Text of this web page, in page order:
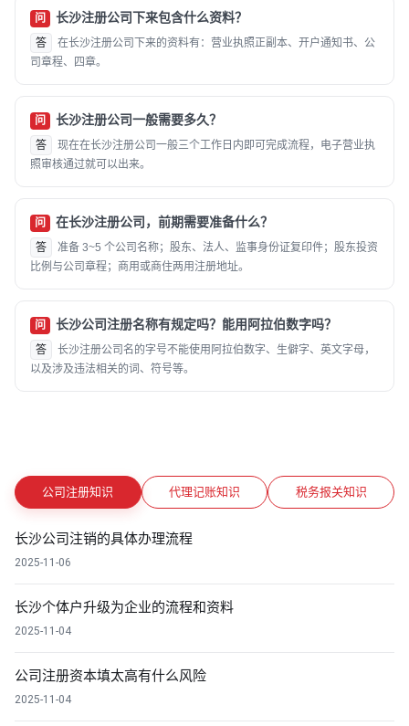
问 长沙注册公司下来包含什么资料？
答
在长沙注册公司下来的资料有：营业执照正副本、开户通知书、公
司章程、四章。
问 长沙注册公司一般需要多久？
答
现在在长沙注册公司一般三个工作日内即可完成流程，电子营业执
照审核通过就可以出来。
问 在长沙注册公司，前期需要准备什么？
答
准备 3~5 个公司名称；股东、法人、监事身份证复印件；股东投资
比例与公司章程；商用或商住两用注册地址。
问 长沙公司注册名称有规定吗？能用阿拉伯数字吗？
答
长沙注册公司名的字号不能使用阿拉伯数字、生僻字、英文字母，
以及涉及违法相关的词、符号等。
公司注册知识 代理记账知识 税务报关知识
长沙公司注销的具体办理流程
2025-11-06
长沙个体户升级为企业的流程和资料
2025-11-04
公司注册资本填太高有什么风险
2025-11-04